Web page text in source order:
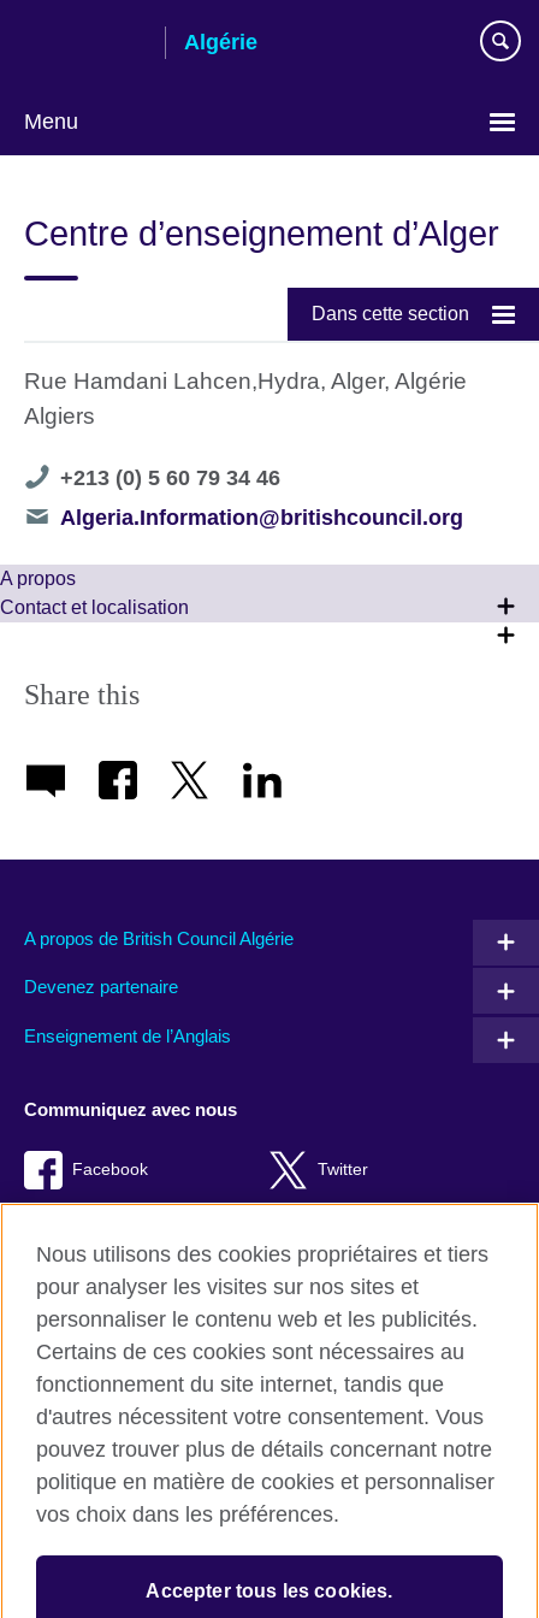
Algérie
Menu
language
Centre d’enseignement d’Alger
Dans cette section
Rue Hamdani Lahcen,Hydra, Alger, Algérie
Algiers
Telephone
number
+213 (0) 5 60 79 34 46
Telephone
Algeria.Information@britishcouncil.org
A propos
Contact et localisation
Share this
A propos de British Council Algérie
Devenez partenaire
Enseignement de l’Anglais
Communiquez avec nous
Facebook Twitter
British Council Global
Confidentialité et conditions d'utilisation
Cookies
Plan du site
© 2026 British Council
L’agence britannique internationale dédiée aux domaines de
Nous utilisons des cookies propriétaires et tiers
pour analyser les visites sur nos sites et
personnaliser le contenu web et les publicités.
Certains de ces cookies sont nécessaires au
fonctionnement du site internet, tandis que
d'autres nécessitent votre consentement. Vous
pouvez trouver plus de détails concernant notre
politique en matière de cookies et personnaliser
vos choix dans les préférences.
Accepter tous les cookies.